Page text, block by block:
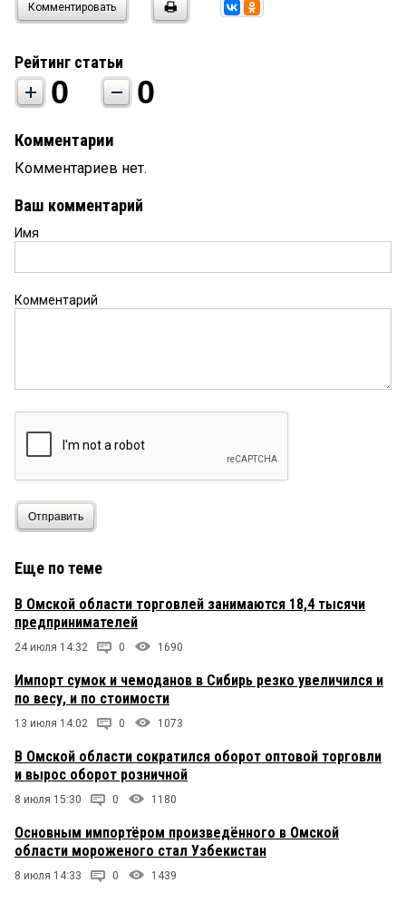
Комментировать
Рейтинг статьи
0 0
Комментарии
Комментариев нет.
Ваш комментарий
Имя
Комментарий
Отправить
Еще по теме
В Омской области торговлей занимаются 18,4 тысячи
предпринимателей
24 июля 14:32 0 1690
Импорт сумок и чемоданов в Сибирь резко увеличился и
по весу, и по стоимости
13 июля 14:02 0 1073
В Омской области сократился оборот оптовой торговли
и вырос оборот розничной
8 июля 15:30 0 1180
Основным импортёром произведённого в Омской
области мороженого стал Узбекистан
8 июля 14:33 0 1439